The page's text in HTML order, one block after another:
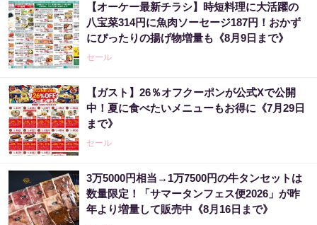
【オーケー最新チラシ】時短料理に大活躍の
八宝菜314円に魚肉ソーセージ187円！おかず
にぴったりの揚げ物増量も《8月9日まで》
セール
【ガスト】26％オフクーポンが公式Xで公開
中！夏に食べたいメニューもお得に《7月29日
まで》
セール
3万5000円相当→1万7500円の牛タンセットは
数量限定！「サマータンフェス便2026」が昨
年より増量して販売中《8月16日まで》